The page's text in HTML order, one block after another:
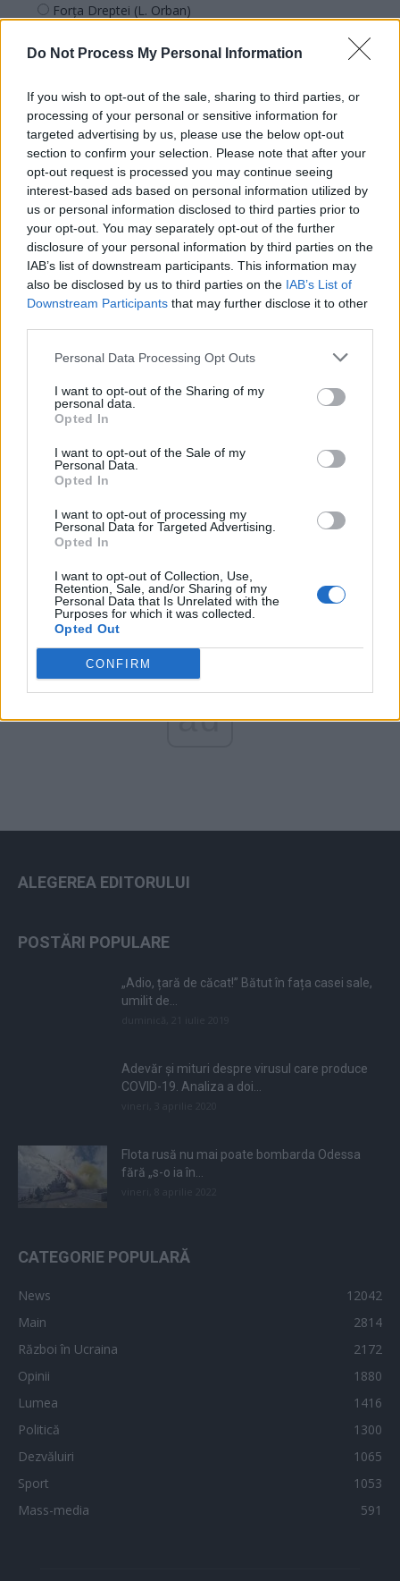
Do Not Process My Personal Information
If you wish to opt-out of the sale, sharing to third parties, or
processing of your personal or sensitive information for
targeted advertising by us, please use the below opt-out
section to confirm your selection. Please note that after your
opt-out request is processed you may continue seeing
interest-based ads based on personal information utilized by
us or personal information disclosed to third parties prior to
your opt-out. You may separately opt-out of the further
disclosure of your personal information by third parties on the
IAB’s list of downstream participants. This information may
also be disclosed by us to third parties on the IAB’s List of
Downstream Participants that may further disclose it to other
Personal Data Processing Opt Outs
I want to opt-out of the Sharing of my
personal data.
Opted In
I want to opt-out of the Sale of my
Personal Data.
Opted In
I want to opt-out of processing my
Personal Data for Targeted Advertising.
Opted In
I want to opt-out of Collection, Use,
Retention, Sale, and/or Sharing of my
Personal Data that Is Unrelated with the
Purposes for which it was collected.
Opted Out
CONFIRM
Forța Dreptei (L. Orban)
SENS
SOS (Șoșoacă)
POT (Gavrilă)
PACE (Peia)
Acțiunea Conservatoare (Târziu)
PDF (Lazarus)
PUSL (D. Voiculescu)
PNȚCD (Pavelescu)
PNCR (Terheș)
Partidul Patrioților (Surugiu)
FAR (Coarnă)
România pe Primul Loc (Ponta)
Altul
Arhiva sondajelor
ad
ALEGEREA EDITORULUI
POSTĂRI POPULARE
„Adio, țară de căcat!” Bătut în fața casei sale,
umilit de...
Adevăr și mituri despre virusul care produce
COVID-19. Analiza a doi...
Flota rusă nu mai poate bombarda Odessa
fără „s-o ia în...
CATEGORIE POPULARĂ
News
12042
Main
2814
Război în Ucraina
2172
Opinii
1880
Lumea
1416
Politică
1300
Dezvăluiri
1065
Sport
1053
Mass-media
591